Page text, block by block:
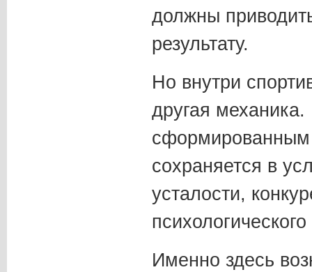
должны
результату.
Но внутри
другая
сформированным
сохраняется в
усталости,
Именно здесь